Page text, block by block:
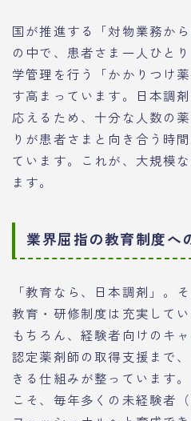
国が推進する「対物業務か
の中で、患者さま一人ひと
学管理を行う「かかりつけ
す高まっています。日本調
応えるため、十分な人数の
りが患者さまと向き合う時
ています。これが、大規模
ます。
業界屈指の教育制度へ
「教育なら、日本調剤」。
教育・研修制度は充実して
もちろん、経験者向けのキ
認定薬剤師の取得支援まで
きる仕組みが整っています
こそ、毎年多くの未経験者